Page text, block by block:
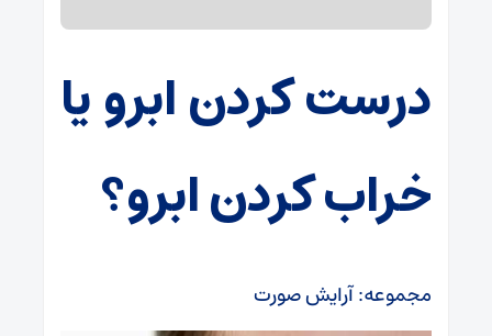
درست کردن ابرو یا
خراب کردن ابرو؟
مجموعه: آرایش صورت